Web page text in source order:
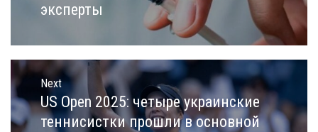
эксперты
Next
Next
post:
US Open 2025: четыре украинские
теннисистки прошли в основной